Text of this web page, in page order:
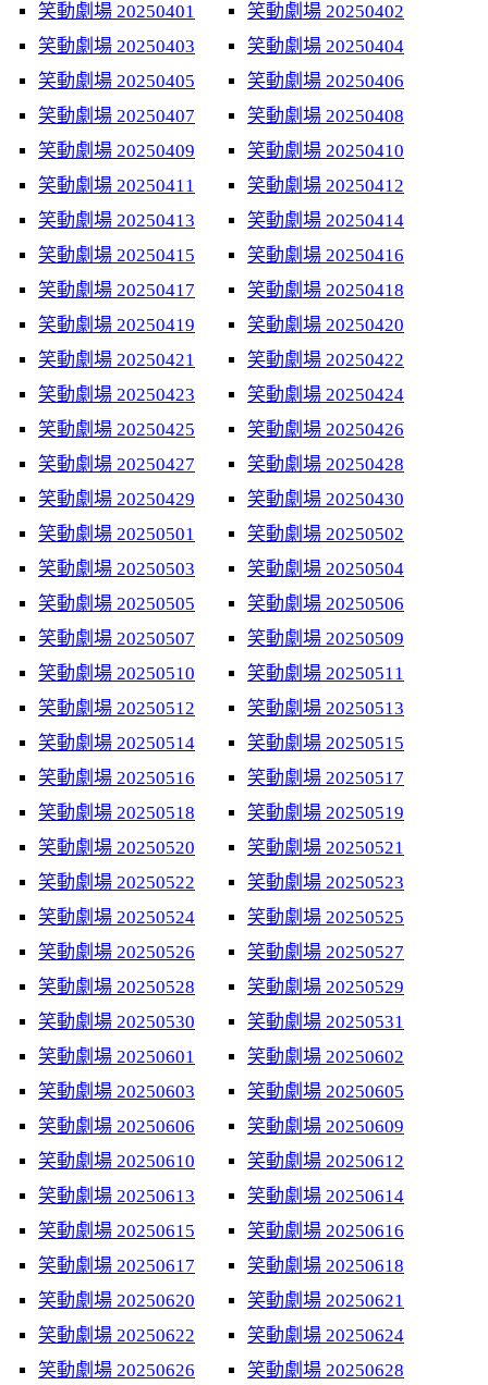
笑動劇場 20250401
笑動劇場 20250402
笑動劇場 20250403
笑動劇場 20250404
笑動劇場 20250405
笑動劇場 20250406
笑動劇場 20250407
笑動劇場 20250408
笑動劇場 20250409
笑動劇場 20250410
笑動劇場 20250411
笑動劇場 20250412
笑動劇場 20250413
笑動劇場 20250414
笑動劇場 20250415
笑動劇場 20250416
笑動劇場 20250417
笑動劇場 20250418
笑動劇場 20250419
笑動劇場 20250420
笑動劇場 20250421
笑動劇場 20250422
笑動劇場 20250423
笑動劇場 20250424
笑動劇場 20250425
笑動劇場 20250426
笑動劇場 20250427
笑動劇場 20250428
笑動劇場 20250429
笑動劇場 20250430
笑動劇場 20250501
笑動劇場 20250502
笑動劇場 20250503
笑動劇場 20250504
笑動劇場 20250505
笑動劇場 20250506
笑動劇場 20250507
笑動劇場 20250509
笑動劇場 20250510
笑動劇場 20250511
笑動劇場 20250512
笑動劇場 20250513
笑動劇場 20250514
笑動劇場 20250515
笑動劇場 20250516
笑動劇場 20250517
笑動劇場 20250518
笑動劇場 20250519
笑動劇場 20250520
笑動劇場 20250521
笑動劇場 20250522
笑動劇場 20250523
笑動劇場 20250524
笑動劇場 20250525
笑動劇場 20250526
笑動劇場 20250527
笑動劇場 20250528
笑動劇場 20250529
笑動劇場 20250530
笑動劇場 20250531
笑動劇場 20250601
笑動劇場 20250602
笑動劇場 20250603
笑動劇場 20250605
笑動劇場 20250606
笑動劇場 20250609
笑動劇場 20250610
笑動劇場 20250612
笑動劇場 20250613
笑動劇場 20250614
笑動劇場 20250615
笑動劇場 20250616
笑動劇場 20250617
笑動劇場 20250618
笑動劇場 20250620
笑動劇場 20250621
笑動劇場 20250622
笑動劇場 20250624
笑動劇場 20250626
笑動劇場 20250628